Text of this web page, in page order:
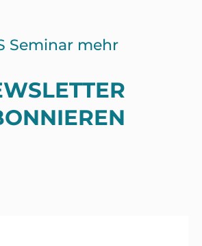
Seminar mehr